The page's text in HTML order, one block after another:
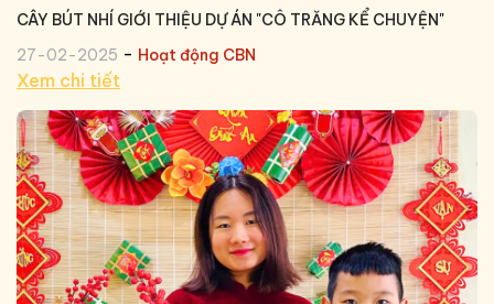
CÂY BÚT NHÍ GIỚI THIỆU DỰ ÁN "CÔ TRĂNG KỂ CHUYỆN"
27-02-2025 - Hoạt động CBN
Xem chi tiết